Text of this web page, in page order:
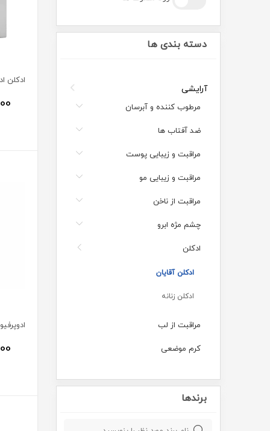
دسته بندی ها
آرایشی
مرطوب کننده و آبرسان
ضد آفتاب ها
مراقبت و زیبایی پوست
مراقبت و زیبایی مو
مراقبت از ناخن
چشم مژه ابرو
ادکلن
ادکلن آقایان
ادکلن زنانه
مراقبت از لب
کرم موضعی
بهداشتی
مکمل ها
مکمل های تخصصی
برندها